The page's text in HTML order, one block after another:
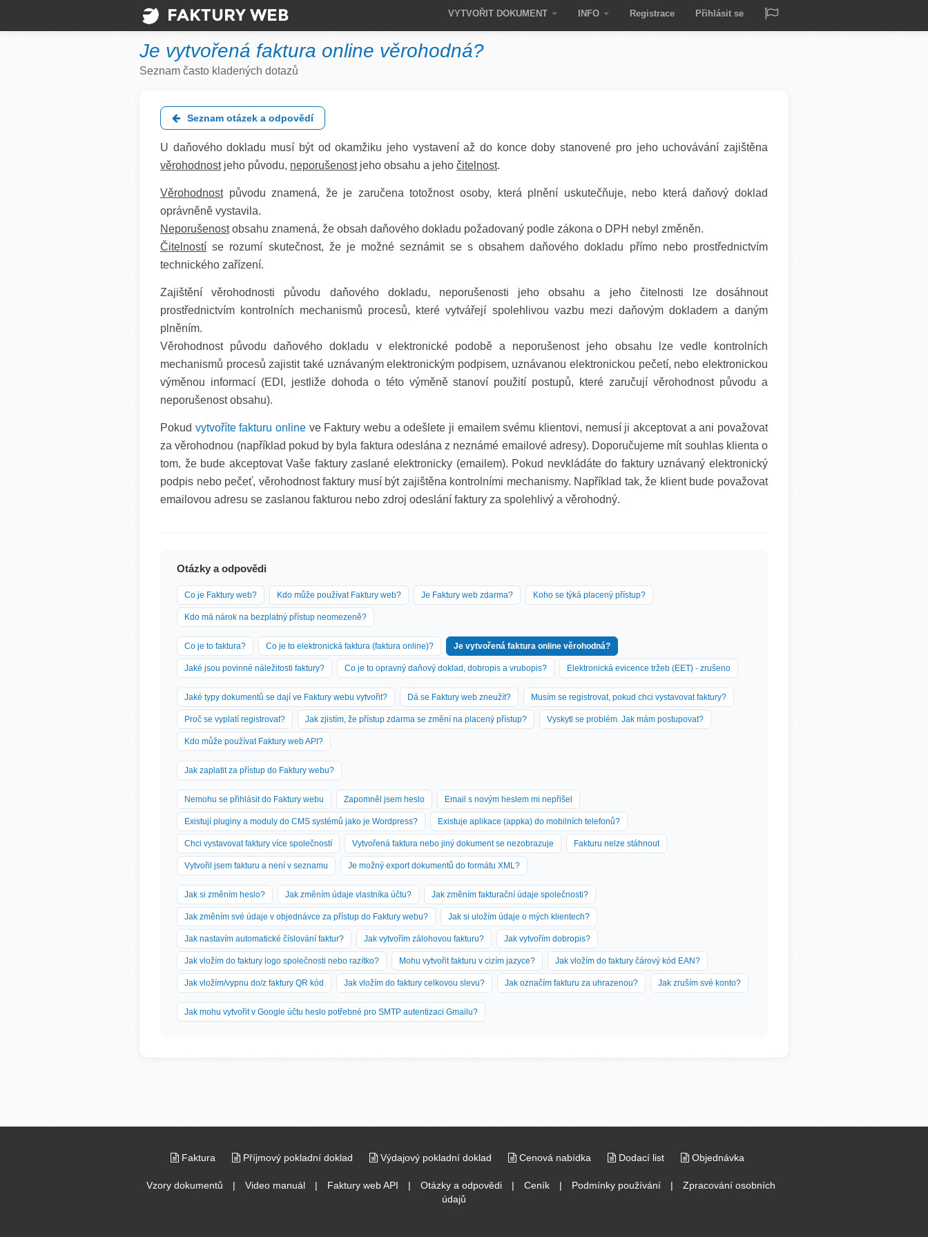
FAKTURY WEB VYTVOŘIT DOKUMENT INFO Registrace Přihlásit se
Je vytvořená faktura online věrohodná?
Seznam často kladených dotazů
Seznam otázek a odpovědí
U daňového dokladu musí být od okamžiku jeho vystavení až do konce doby stanovené pro jeho uchovávání zajištěna
věrohodnostjeho původu, neporušenostjeho obsahu a jeho čitelnost.
Věrohodnostpůvodu znamená, že je zaručena totožnost osoby, která plnění uskutečňuje, nebo která daňový doklad
oprávněně vystavila.
Neporušenostobsahu znamená, že obsah daňového dokladu požadovaný podle zákona o DPH nebyl změněn.
Čitelností se rozumí skutečnost, že je možné seznámit se s obsahem daňového dokladu přímo nebo prostřednictvím
technického zařízení.
Zajištění věrohodnosti původu daňového dokladu, neporušenosti jeho obsahu a jeho čitelnosti lze dosáhnout
prostřednictvím kontrolních mechanismů procesů, které vytvářejí spolehlivou vazbu mezi daňovým dokladem a daným
plněním.
Věrohodnost původu daňového dokladu v elektronické podobě a neporušenost jeho obsahu lze vedle kontrolních
mechanismů procesů zajistit také uznávaným elektronickým podpisem, uznávanou elektronickou pečetí, nebo elektronickou
výměnou informací (EDI, jestliže dohoda o této výměně stanoví použití postupů, které zaručují věrohodnost původu a
neporušenost obsahu).
Pokud vytvoříte fakturu online ve Faktury webu a odešlete ji emailem svému klientovi, nemusí ji akceptovat a ani považovat
za věrohodnou (například pokud by byla faktura odeslána z neznámé emailové adresy). Doporučujeme mít souhlas klienta o
tom, že bude akceptovat Vaše faktury zaslané elektronicky (emailem). Pokud nevkládáte do faktury uznávaný elektronický
podpis nebo pečeť, věrohodnost faktury musí být zajištěna kontrolními mechanismy. Například tak, že klient bude považovat
emailovou adresu se zaslanou fakturou nebo zdroj odeslání faktury za spolehlivý a věrohodný.
Otázky a odpovědi
Co je Faktury web? Kdo může používat Faktury web? Je Faktury web zdarma? Koho se týká placený přístup?
Kdo má nárok na bezplatný přístup neomezeně?
Co je to faktura? Co je to elektronická faktura (faktura online)? Je vytvořená faktura online věrohodná?
Jaké jsou povinné náležitosti faktury? Co je to opravný daňový doklad, dobropis a vrubopis? Elektronická evicence tržeb (EET) - zrušeno
Jaké typy dokumentů se dají ve Faktury webu vytvořit? Dá se Faktury web zneužít? Musím se registrovat, pokud chci vystavovat faktury?
Proč se vyplatí registrovat? Jak zjistím, že přístup zdarma se změní na placený přístup? Vyskytl se problém. Jak mám postupovat?
Kdo může používat Faktury web API?
Jak zaplatit za přístup do Faktury webu?
Nemohu se přihlásit do Faktury webu Zapomněl jsem heslo Email s novým heslem mi nepřišel
Existují pluginy a moduly do CMS systémů jako je Wordpress? Existuje aplikace (appka) do mobilních telefonů?
Chci vystavovat faktury více společností Vytvořená faktura nebo jiný dokument se nezobrazuje Fakturu nelze stáhnout
Vytvořil jsem fakturu a není v seznamu Je možný export dokumentů do formátu XML?
Jak si změním heslo? Jak změním údaje vlastníka účtu? Jak změním fakturační údaje společnosti?
Jak změním své údaje v objednávce za přístup do Faktury webu? Jak si uložím údaje o mých klientech?
Jak nastavím automatické číslování faktur? Jak vytvořím zálohovou fakturu? Jak vytvořím dobropis?
Jak vložím do faktury logo společnosti nebo razítko? Mohu vytvořit fakturu v cizím jazyce? Jak vložím do faktury čárový kód EAN?
Jak vložím/vypnu do/z faktury QR kód Jak vložím do faktury celkovou slevu? Jak označím fakturu za uhrazenou? Jak zruším své konto?
Jak mohu vytvořit v Google účtu heslo potřebné pro SMTP autentizaci Gmailu?
Faktura Příjmový pokladní doklad Výdajový pokladní doklad Cenová nabídka Dodací list Objednávka
Vzory dokumentů | Video manuál | Faktury web API | Otázky a odpovědi | Ceník | Podmínky používání |
Zpracování osobních
údajů